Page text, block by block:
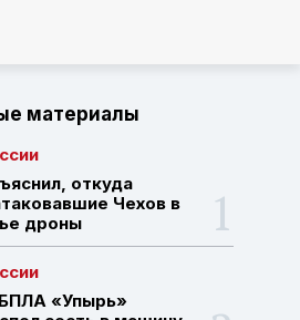
материалы
откуда
Чехов в
дроны
«Упырь»